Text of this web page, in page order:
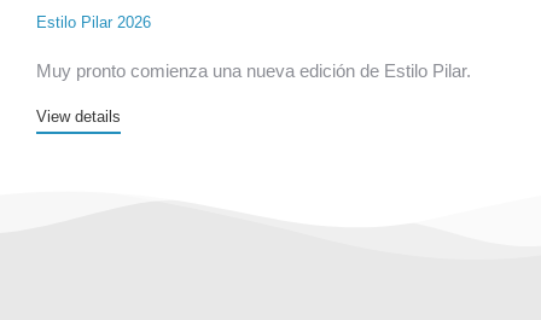
Estilo Pilar 2026
Muy pronto comienza una nueva edición de Estilo Pilar.
View details